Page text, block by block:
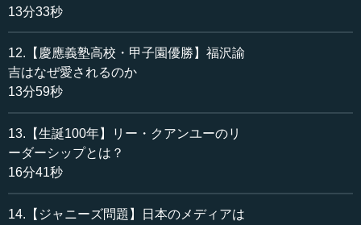
13分33秒
12.【慶應義塾高校・甲子園優勝】福沢諭
吉はなぜ愛されるのか
13分59秒
13.【生誕100年】リー・クアンユーのリ
ーダーシップとは？
16分41秒
14.【ジャニーズ問題】日本のメディアは